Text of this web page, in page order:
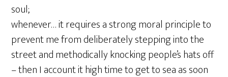
soul;
whenever… it requires a strong moral principle to
prevent me from deliberately stepping into the
street and methodically knocking people’s hats off
– then I account it high time to get to sea as soon